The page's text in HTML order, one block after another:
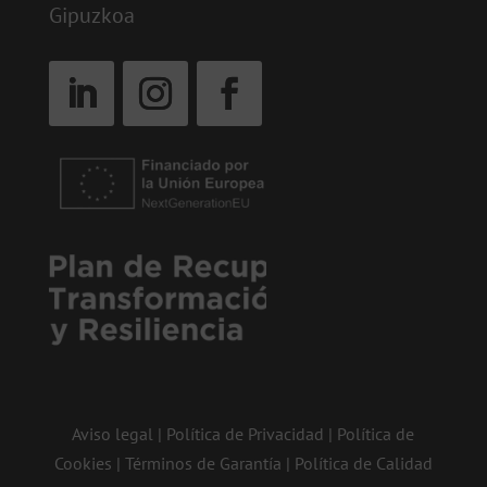
Gipuzkoa
Aviso legal | Política de Privacidad | Política de
Cookies | Términos de Garantía | Política de Calidad